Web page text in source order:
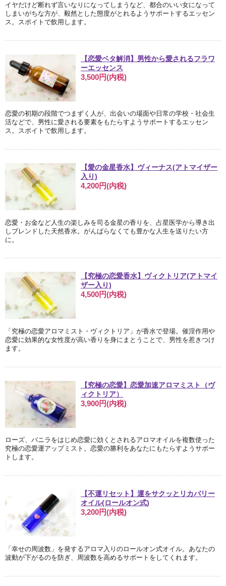
イヤだけど断れず言いなりになってしまうなど、都合のいい女になって
しまいがちな方が、毅然とした態度がとれるようサポートするエッセン
ス。スポイトで飲用します。
【恋愛ベタ解消】男性から愛されるフラワ
ーエッセンス
3,500円(内税)
恋愛の初期の段階でつまずく人が、出会いの場面や日常の学校・社会生
活などで、男性に愛される要素をもたらすようサポートするエッセン
ス。スポイトで飲用します。
【愛の金星香水】ヴィーナス(アトマイザー
入り)
4,200円(内税)
恋愛・お金など人生の楽しみを司る金星の香りを、占星医学から導き出
しブレンドした天然香水。がんばらなくても豊かな人生を送りたい方
に。
【究極の恋愛香水】ヴィクトリア(アトマイ
ザー入り)
4,500円(内税)
「究極の恋愛アロマミスト・ヴィクトリア」が香水で登場。催淫作用や
恋愛に効果的な女性度が高い香りを身にまとうことで、男性を惹きつけ
ます。
【究極の恋愛】恋愛加速アロマミスト（ヴ
ィクトリア）
3,900円(内税)
ローズ、バニラをはじめ恋愛に効くとされるアロマオイルを複数使った
究極の恋愛運アップミスト。恋愛の勝利をあなたにもたらすようサポー
トします。
【不運リセット】運をサクッとリカバリー
オイル(ロールオン式)
3,200円(内税)
「幸せの周波数」を発するアロマ入りのロールオン式オイル。あなたの
波動が下がるのを防ぎ、周波数を高めるサポートをしてくれます。